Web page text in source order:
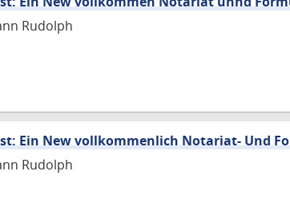
Rudolph
Ein New vollkommenlich Notariat- Und
Rudolph